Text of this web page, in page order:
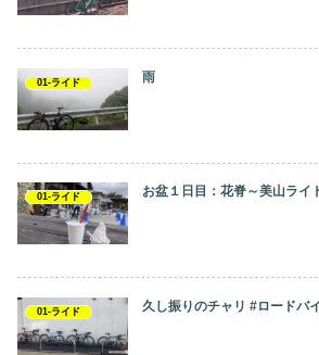
01-ライド 雨
01-ライド お盆１日目：花脊～美山ライ
01-ライド 久し振りのチャリ #ロードバ